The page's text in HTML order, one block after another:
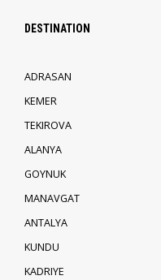
DESTINATION
ADRASAN
KEMER
TEKIROVA
ALANYA
GOYNUK
MANAVGAT
ANTALYA
KUNDU
KADRIYE